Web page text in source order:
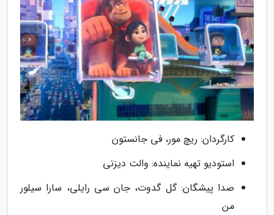
کارگردان: ریچ مور، فی جانستون
استودیو تهیه نماینده: والت دیزنی
صدا پیشگان: گل گدوت، جان سی رایلی، سارا سیلور
من